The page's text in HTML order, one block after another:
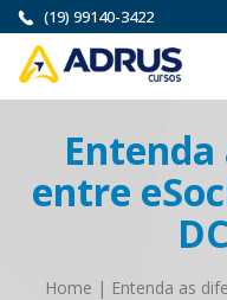
(19) 99140-3422
entre
Home | Entenda as